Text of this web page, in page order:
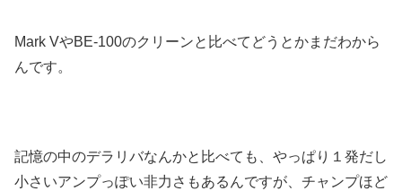
Mark VやBE-100のクリーンと比べてどうとかまだわから
んです。
記憶の中のデラリバなんかと比べても、やっぱり１発だし
小さいアンプっぽい非力さもあるんですが、チャンプほど